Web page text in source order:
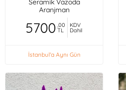
Seramik Vazoda
Aranjman
5700 ,00
TL
KDV
Dahil
İstanbul'a Aynı Gün